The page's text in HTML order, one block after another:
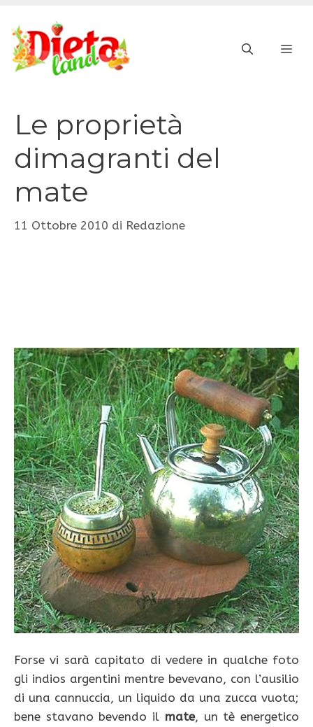
contenuto
Le proprietà
dimagranti del
mate
11 Ottobre 2010 di Redazione
Forse vi sarà capitato di vedere in qualche foto
gli indios argentini mentre bevevano, con l’ausilio
di una cannuccia, un liquido da una zucca vuota;
bene stavano bevendo il mate, un tè energetico